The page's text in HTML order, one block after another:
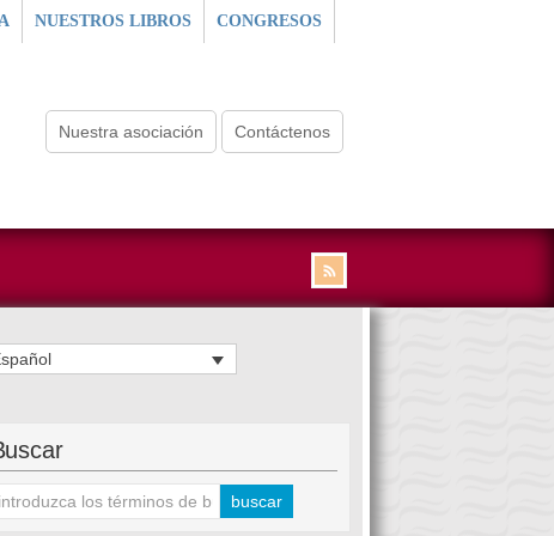
NUESTROS LIBROS CONGRESOS
Nuestra asociación Contáctenos